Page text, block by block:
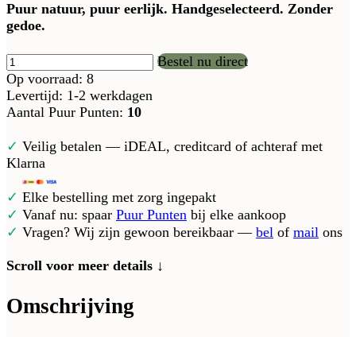
Puur natuur, puur eerlijk. Handgeselecteerd. Zonder
gedoe.
Bestel nu direct
Op voorraad: 8
Levertijd: 1-2 werkdagen
Aantal Puur Punten: 10
✓ Veilig betalen — iDEAL, creditcard of achteraf met
Klarna
✓ Elke bestelling met zorg ingepakt
✓ Vanaf nu: spaar Puur Punten bij elke aankoop
✓ Vragen? Wij zijn gewoon bereikbaar — bel of mail ons
Scroll voor meer details ↓
Omschrijving